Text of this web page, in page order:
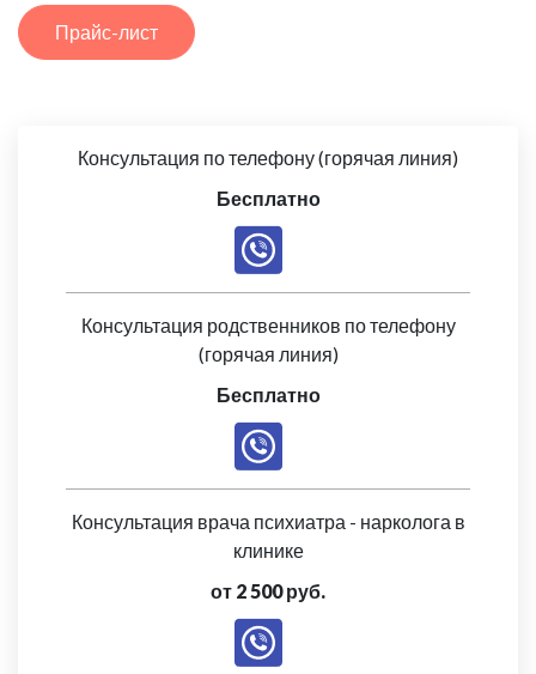
Прайс-лист
Консультация по телефону (горячая линия)
Бесплатно
Консультация родственников по телефону
(горячая линия)
Бесплатно
Консультация врача психиатра - нарколога в
клинике
от 2 500 руб.